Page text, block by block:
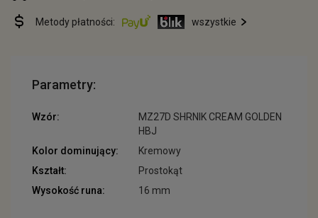
Metody płatności: wszystkie
Parametry:
Wzór:
MZ27D SHRNIK CREAM GOLDEN
HBJ
Kolor dominujący:
Kremowy
Kształt:
Prostokąt
Wysokość runa:
16 mm